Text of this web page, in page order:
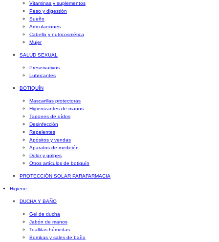
Vitaminas y suplementos
Peso y digestión
Sueño
Articulaciones
Cabello y nutricosmética
Mujer
SALUD SEXUAL
Preservativos
Lubricantes
BOTIQUÍN
Mascarillas protectoras
Higienizantes de manos
Tapones de oídos
Desinfección
Repelentes
Apósitos y vendas
Aparatos de medición
Dolor y golpes
Otros artículos de botiquín
PROTECCIÓN SOLAR PARAFARMACIA
Higiene
DUCHA Y BAÑO
Gel de ducha
Jabón de manos
Toallitas húmedas
Bombas y sales de baño